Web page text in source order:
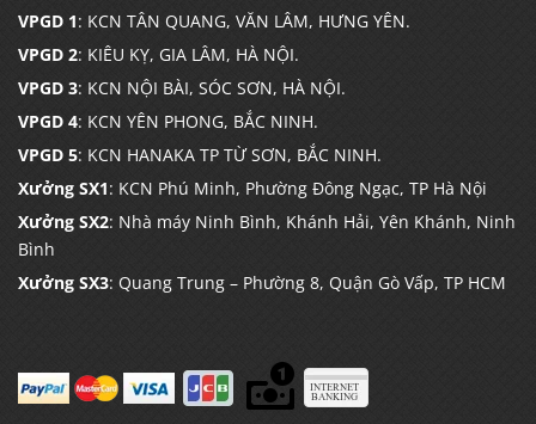
VPGD 1: KCN TÂN QUANG, VĂN LÂM, HƯNG YÊN.
VPGD 2: KIÊU KỴ, GIA LÂM, HÀ NỘI.
VPGD 3: KCN NỘI BÀI, SÓC SƠN, HÀ NỘI.
VPGD 4: KCN YÊN PHONG, BẮC NINH.
VPGD 5: KCN HANAKA TP TỪ SƠN, BẮC NINH.
Xưởng SX1: KCN Phú Minh, Phường Đông Ngạc, TP Hà Nội
Xưởng SX2: Nhà máy Ninh Bình, Khánh Hải, Yên Khánh, Ninh
Bình
Xưởng SX3: Quang Trung – Phường 8, Quận Gò Vấp, TP HCM